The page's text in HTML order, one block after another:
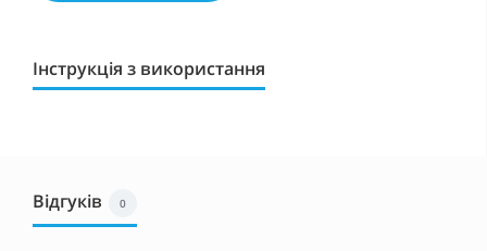
Інструкція з використання
Відгуків 0